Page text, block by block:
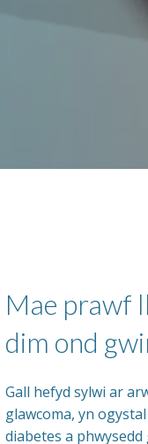
Mae prawf
dim ond
Gall hefyd sylwi ar
glawcoma, yn
diabetes a phwysedd